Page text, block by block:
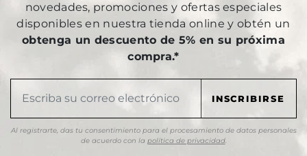
novedades, promociones y ofertas especiales
disponibles en nuestra tienda online y obtén un
obtenga un descuento de 5% en su próxima
compra.*
Al registrarte, das tu consentimiento para el procesamiento de datos personales
de acuerdo con la política de privacidad.